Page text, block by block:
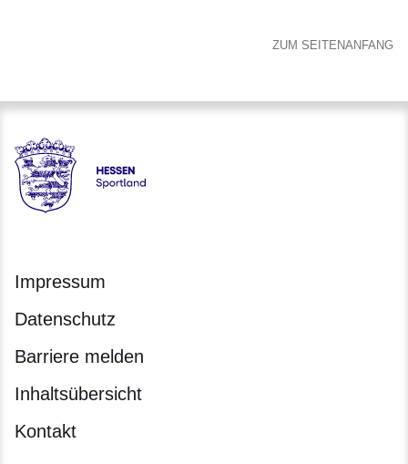
ZUM SEITENANFANG
Hessen - Landesprogramm SPORTLAND HESSEN bewegt
Impressum
Datenschutz
Barriere melden
Inhaltsübersicht
Kontakt